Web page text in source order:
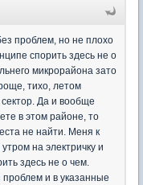
проблем, но не плохо
спорить здесь не о
микрорайона зато
тихо, летом
Да и вообще
в этом районе, то
не найти. Меня к
на электричку и
здесь не о чем.
и в указанные